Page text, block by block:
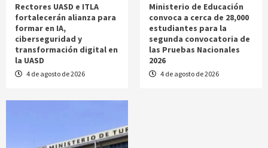
Rectores UASD e ITLA
fortalecerán alianza para
formar en IA,
ciberseguridad y
transformación digital en
la UASD
4 de agosto de 2026
Ministerio de Educación
convoca a cerca de 28,000
estudiantes para la
segunda convocatoria de
las Pruebas Nacionales
2026
4 de agosto de 2026